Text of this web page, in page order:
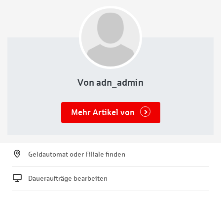
Von adn_admin
Mehr Artikel von
Geldautomat oder Filiale finden
Daueraufträge bearbeiten